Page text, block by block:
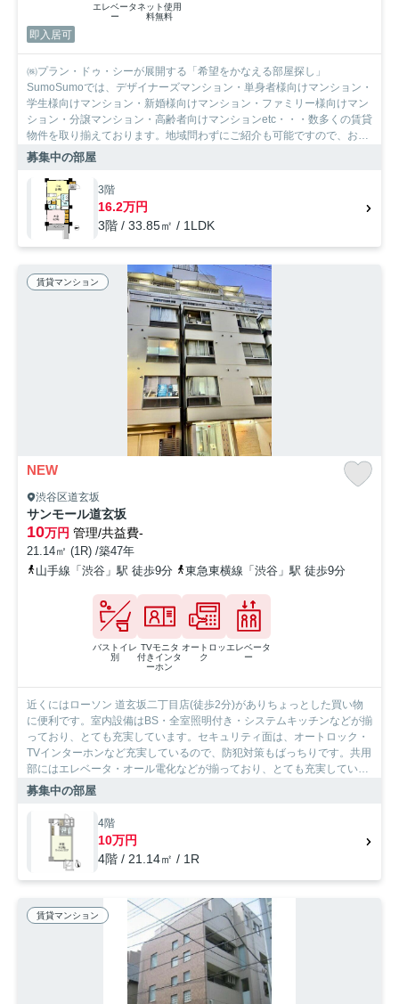
エレベータ
ー
ネット使用
料無料
即入居可
㈱プラン・ドゥ・シーが展開する「希望をかなえる部屋探し」
SumoSumoでは、デザイナーズマンション・単身者様向けマンション・
学生様向けマンション・新婚様向けマンション・ファミリー様向けマン
ション・分譲マンション・高齢者向けマンションetc・・・数多くの賃貸
物件を取り揃えております。地域問わずにご紹介も可能ですので、お気
軽にご相談下さいませ。
募集中の部屋
3階
16.2万円
3階 / 33.85㎡ / 1LDK
賃貸マンション
NEW
渋谷区道玄坂
サンモール道玄坂
10万円 管理/共益費-
21.14㎡ (1R) /築47年
山手線「渋谷」駅 徒歩9分
東急東横線「渋谷」駅 徒歩9分
バストイレ
別
TVモニタ
付きインタ
ーホン
オートロッ
ク
エレベータ
ー
近くにはローソン 道玄坂二丁目店(徒歩2分)がありちょっとした買い物
に便利です。室内設備はBS・全室照明付き・システムキッチンなどが揃
っており、とても充実しています。セキュリティ面は、オートロック・
TVインターホンなど充実しているので、防犯対策もばっちりです。共用
部にはエレベータ・オール電化などが揃っており、とても充実していま
す。1人暮らしはおしゃれな1Rでいかがでしょうか。こちらは現在空家
の物件です。京王井の頭線神泉周辺での住まい探しをSumoSumo渋谷店
がサポートいたします。ご希望の条件など、何なりとお申し付けくださ
募集中の部屋
4階
10万円
4階 / 21.14㎡ / 1R
賃貸マンション